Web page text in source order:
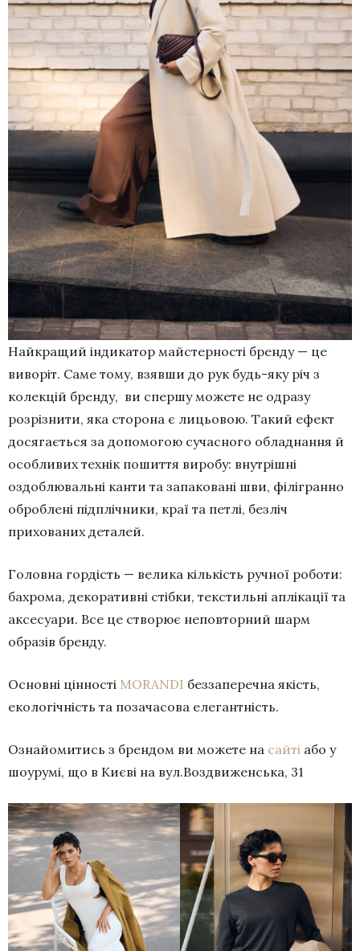
Найкращий індикатор майстерності бренду — це
виворіт. Саме тому, взявши до рук будь-яку річ з
колекцій бренду, ви спершу можете не одразу
розрізнити, яка сторона є лицьовою. Такий ефект
досягається за допомогою сучасного обладнання й
особливих технік пошиття виробу: внутрішні
оздоблювальні канти та запаковані шви, філігранно
оброблені підплічники, краї та петлі, безліч
прихованих деталей.
Головна гордість — велика кількість ручної роботи:
бахрома, декоративні стібки, текстильні аплікації та
аксесуари. Все це створює неповторний шарм
образів бренду.
Основні цінності MORANDI беззаперечна якість,
екологічність та позачасова елегантність.
Ознайомитись з брендом ви можете на сайті або у
шоурумі, що в Києві на вул.Воздвиженська, 31